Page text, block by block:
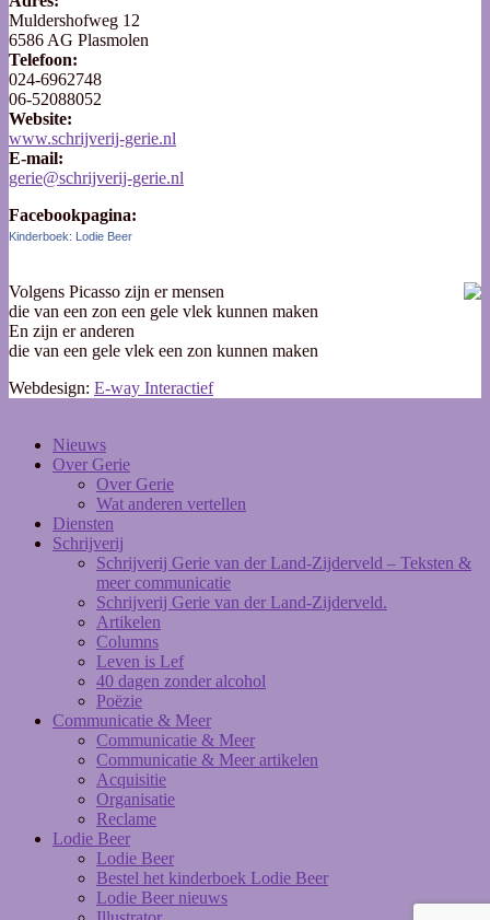
Muldershofweg 12
6586 AG Plasmolen
Telefoon:
024-6962748
06-52088052
Website:
www.schrijverij-gerie.nl
E-mail:
gerie@schrijverij-gerie.nl
Facebookpagina:
Kinderboek: Lodie Beer
Volgens Picasso zijn er mensen
die van een zon een gele vlek kunnen maken
En zijn er anderen
die van een gele vlek een zon kunnen maken
Webdesign: E-way Interactief
Nieuws
Over Gerie
Over Gerie
Wat anderen vertellen
Diensten
Schrijverij
Schrijverij Gerie van der Land-Zijderveld – Teksten &
meer communicatie
Schrijverij Gerie van der Land-Zijderveld.
Artikelen
Columns
Leven is Lef
40 dagen zonder alcohol
Poëzie
Communicatie & Meer
Communicatie & Meer
Communicatie & Meer artikelen
Acquisitie
Organisatie
Reclame
Lodie Beer
Lodie Beer
Bestel het kinderboek Lodie Beer
Lodie Beer nieuws